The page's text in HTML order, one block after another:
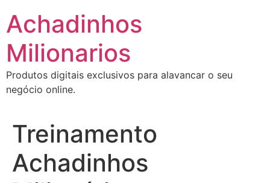
para
conteúdo
Achadinhos
Milionarios
Produtos digitais exclusivos para alavancar o seu
negócio online.
Treinamento
Achadinhos